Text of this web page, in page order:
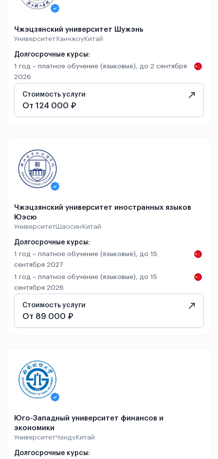
Чжэцзянский университет Шужэнь
УниверситетХанчжоу Китай
Долгосрочные курсы:
1 год – платное обучение (языковые), до 2 сентября
2026
Стоимость услуги
От 124 000 ₽
Чжэцзянский университет иностранных языков
Юэсю
УниверситетШаосин Китай
Долгосрочные курсы:
1 год – платное обучение (языковые), до 15
сентября 2027
1 год – платное обучение (языковые), до 15
сентября 2026
Стоимость услуги
От 89 000 ₽
Юго-Западный университет финансов и
экономики
УниверситетЧэнду Китай
Долгосрочные курсы: